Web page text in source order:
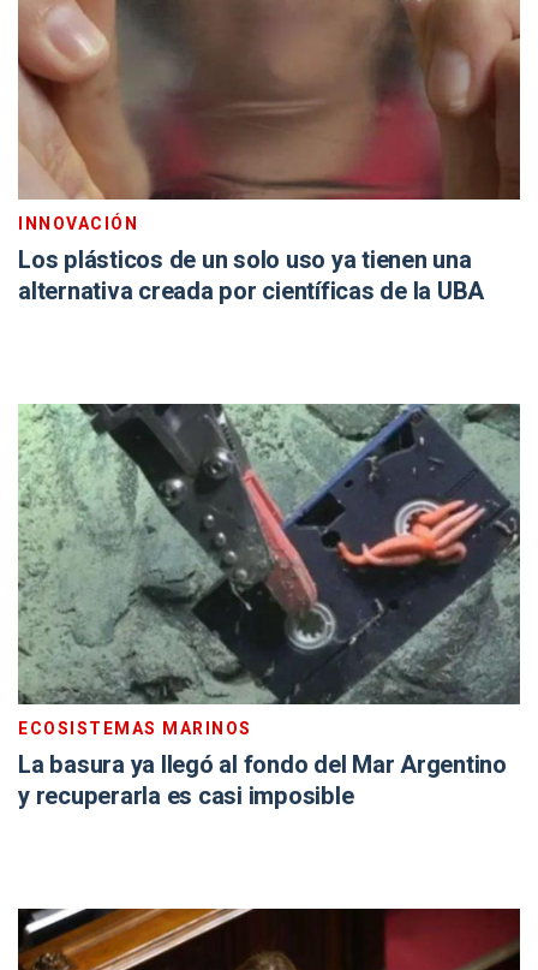
INNOVACIÓN
Los plásticos de un solo uso ya tienen una
alternativa creada por científicas de la UBA
ECOSISTEMAS MARINOS
La basura ya llegó al fondo del Mar Argentino
y recuperarla es casi imposible